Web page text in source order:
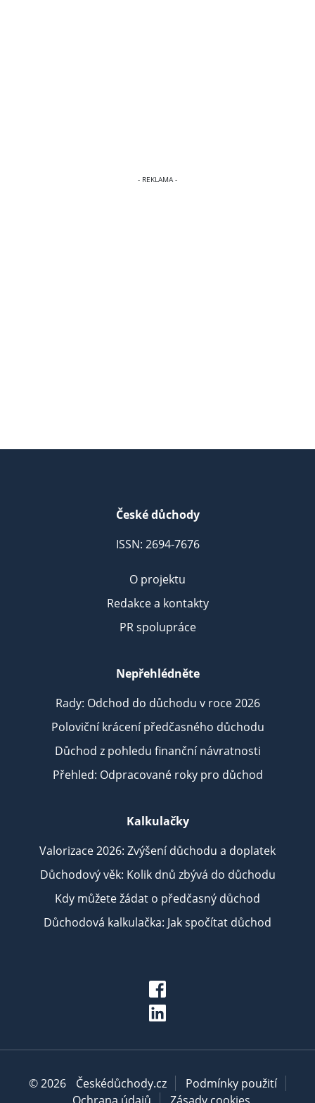
České důchody
ISSN: 2694-7676
O projektu
Redakce a kontakty
PR spolupráce
Nepřehlédněte
Rady: Odchod do důchodu v roce 2026
Poloviční krácení předčasného důchodu
Důchod z pohledu finanční návratnosti
Přehled: Odpracované roky pro důchod
Kalkulačky
Valorizace 2026: Zvýšení důchodu a doplatek
Důchodový věk: Kolik dnů zbývá do důchodu
Kdy můžete žádat o předčasný důchod
Důchodová kalkulačka: Jak spočítat důchod
© 2026 Českédůchody.cz
Podmínky použití